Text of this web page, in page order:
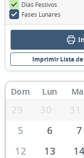
Días Festivos
Fases Lunares
Imprimir Lista de
Dom Lun
29 30 31
5
6 7
12
13 14